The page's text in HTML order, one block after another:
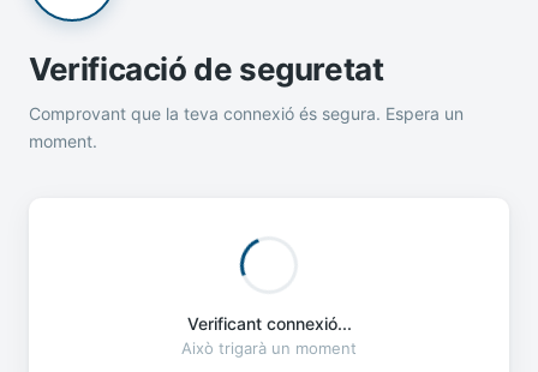
Verificació de seguretat
Comprovant que la teva connexió és segura. Espera un
moment.
Verificant connexió...
Això trigarà un moment